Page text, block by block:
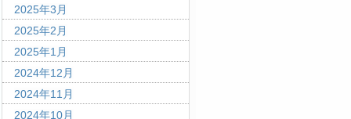
2025年3月
2025年2月
2025年1月
2024年12月
2024年11月
2024年10月